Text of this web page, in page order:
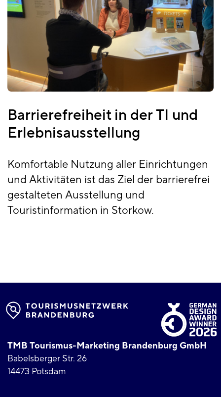
Barrierefreiheit in der TI und
Erlebnisausstellung
Komfortable Nutzung aller Einrichtungen
und Aktivitäten ist das Ziel der barrierefrei
gestalteten Ausstellung und
Touristinformation in Storkow.
TMB Tourismus-Marketing Brandenburg GmbH
Babelsberger Str. 26
14473 Potsdam